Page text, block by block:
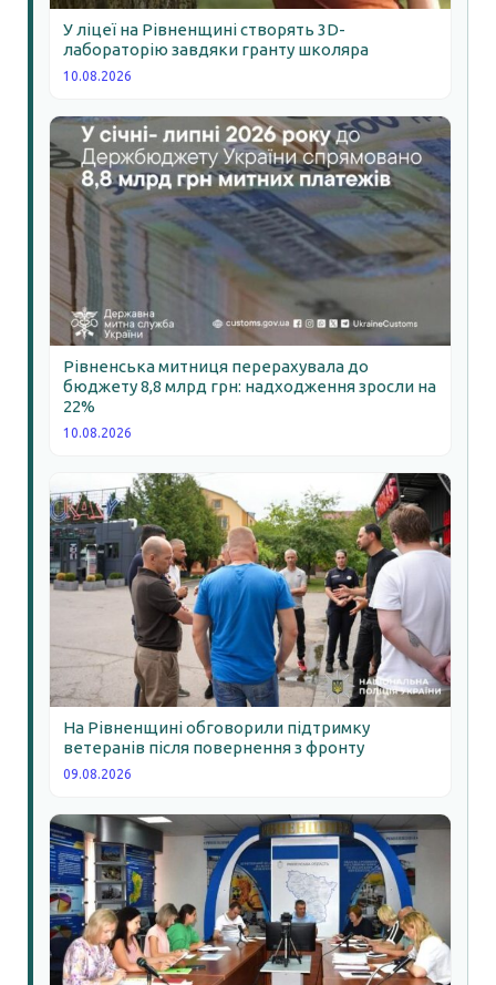
У ліцеї на Рівненщині створять 3D-
лабораторію завдяки гранту школяра
10.08.2026
Рівненська митниця перерахувала до
бюджету 8,8 млрд грн: надходження зросли на
22%
10.08.2026
На Рівненщині обговорили підтримку
ветеранів після повернення з фронту
09.08.2026